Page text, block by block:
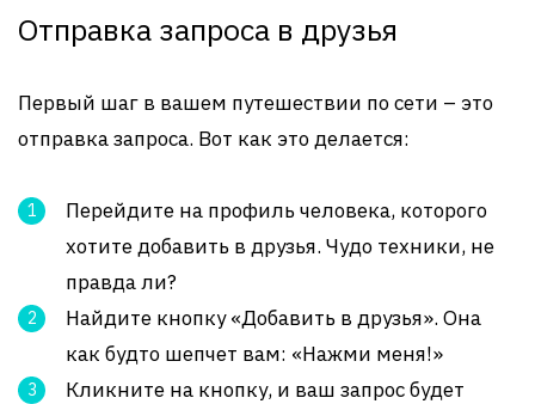
Отправка запроса в друзья
Первый шаг в вашем путешествии по сети – это
отправка запроса. Вот как это делается:
Перейдите на профиль человека, которого
хотите добавить в друзья. Чудо техники, не
правда ли?
Найдите кнопку «Добавить в друзья». Она
как будто шепчет вам: «Нажми меня!»
Кликните на кнопку, и ваш запрос будет